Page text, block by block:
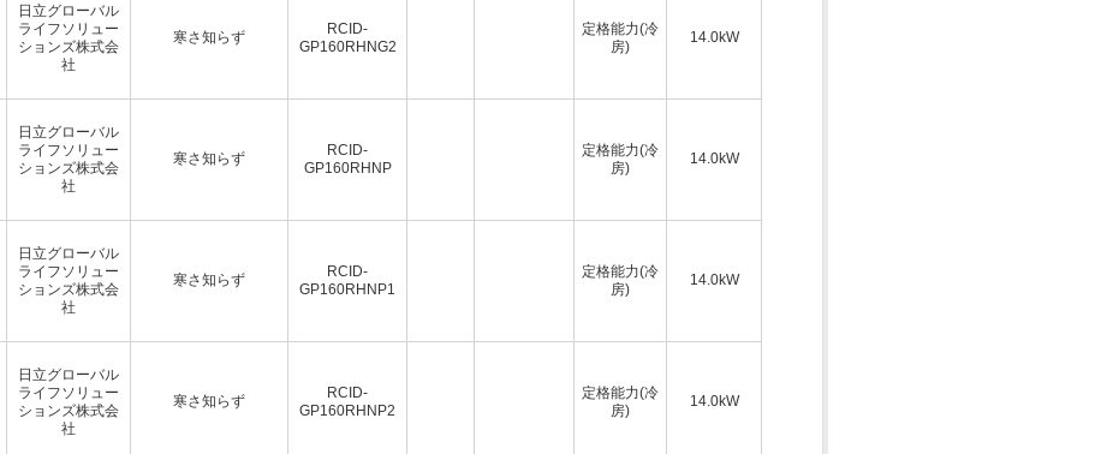
日立グローバル
ライフソリュー
ションズ株式会
社
寒さ知らず
RCID-
GP160RHNG2
定格能力(冷
房)
14.0kW
日立グローバル
ライフソリュー
ションズ株式会
社
寒さ知らず
RCID-
GP160RHNP
定格能力(冷
房)
14.0kW
日立グローバル
ライフソリュー
ションズ株式会
社
寒さ知らず
RCID-
GP160RHNP1
定格能力(冷
房)
14.0kW
日立グローバル
ライフソリュー
ションズ株式会
社
寒さ知らず
RCID-
GP160RHNP2
定格能力(冷
房)
14.0kW